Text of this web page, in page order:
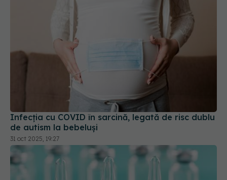
Infecția cu COVID în sarcină, legată de risc dublu
de autism la bebeluși
31 oct 2025, 19:27